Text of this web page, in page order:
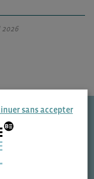
sans accepter